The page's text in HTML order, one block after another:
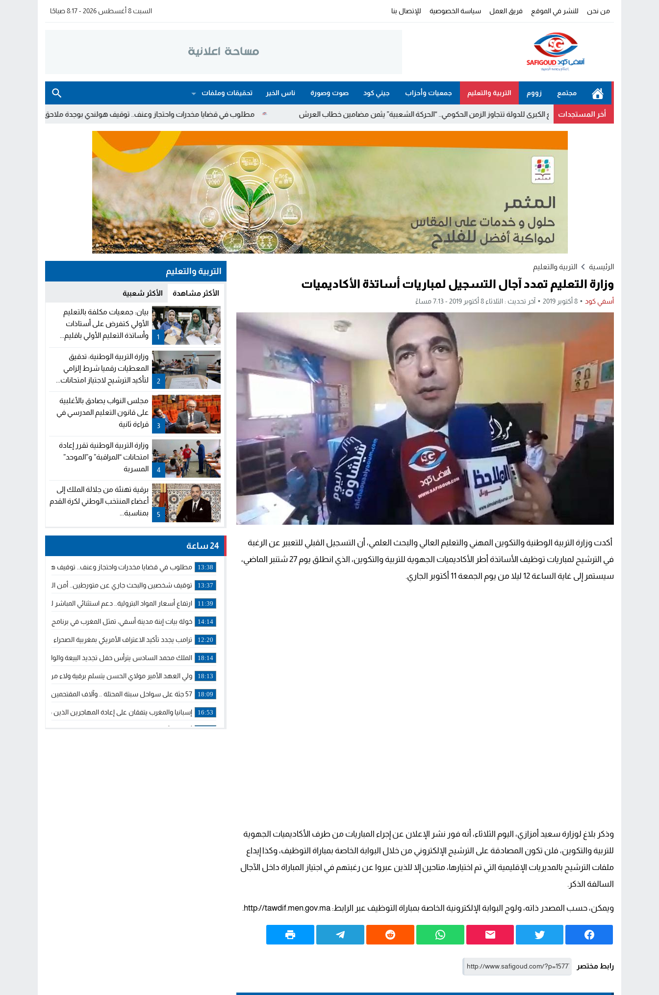
من نحن للنشر في الموقع فريق العمل سياسة الخصوصية للإتصال بنا السبت 8 أغسطس 2026 - 8:17 صباحًا
مجتمع زووم التربية والتعليم جمعيات وأحزاب جيني كود صوت وصورة ناس الخير تحقيقات وملفات
أخر المستجدات مطلوب في قضايا مخدرات واحتجاز وعنف.. توقيف هولندي بوجدة ملاحق بأمر دولي بإلقاء القبض على أن المشاريع الكبرى للدولة تتجاوز الزمن الحكومي.. “الحركة الشعبية” يثمن مضامين خطاب العرش
الرئيسية التربية والتعليم
وزارة التعليم تمدد آجال التسجيل لمباريات أساتذة الأكاديميات
أسفي كود 8 أكتوبر 2019 آخر تحديث : الثلاثاء 8 أكتوبر 2019 - 7:13 مساءً
أكدت وزارة التربية الوطنية والتكوين المهني والتعليم العالي والبحث العلمي، أن التسجيل القبلي للتعبير عن الرغبة
في الترشيح لمباريات توظيف الأساتذة أطر الأكاديميات الجهوية للتربية والتكوين، الذي انطلق يوم 27 شتنبر الماضي،
سيستمر إلى غاية الساعة 12 ليلا من يوم الجمعة 11 أكتوبر الجاري.
وذكر بلاغ لوزارة سعيد أمزازي، اليوم الثلاثاء، أنه فور نشر الإعلان عن إجراء المباريات من طرف الأكاديميات الجهوية
للتربية والتكوين، فلن تكون المصادقة على الترشيح الإلكتروني من خلال البوابة الخاصة بمباراة التوظيف، وكذا إيداع
ملفات الترشيح بالمديريات الإقليمية التي تم اختيارها، متاحين إلا للذين عبروا عن رغبتهم في اجتياز المباراة داخل الآجال
السالفة الذكر.
ويمكن، حسب المصدر ذاته، ولوج البوابة الإلكترونية الخاصة بمباراة التوظيف عبر الرابط: http://tawdif.men.gov.ma.
رابط مختصر
التربية والتعليم
الأكثر مشاهدة الأكثر شعبية
1
بيان: جمعيات مكلفة بالتعليم
الأولي كتفرض على أستاذات
وأساتذة التعليم الأولي باقليم...
2
وزارة التربية الوطنية: تدقيق
المعطيات رقميا شرط إلزامي
لتأكيد الترشيح لاجتياز امتحانات...
3
مجلس النواب يصادق بالأغلبية
على قانون التعليم المدرسي في
قراءة ثانية
4
وزارة التربية الوطنية تقرر إعادة
امتحانات “المراقبة” و”الموحد”
المسربة
5
برقية تهنئة من جلالة الملك إلى
أعضاء المنتخب الوطني لكرة القدم
بمناسبة...
24 ساعة
13:38 مطلوب في قضايا مخدرات واحتجاز وعنف.. توقيف هولندي بوجدة ملاحق
13:37 توقيف شخصين والبحث جاري عن متورطين.. أمن الجديدة يفك خيوط
11:39 ارتفاع أسعار المواد البترولية.. دعم استثنائي المباشر لمهنيي النقل
14:14 خولة بيات إبنة مدينة أسفي، تمثل المغرب في برنامج مدرب ركوب
12:20 ترامب يجدد تأكيد الاعتراف الأمريكي بمغربية الصحراء في برقية إلى الملك
18:14 الملك محمد السادس يترأس حفل تجديد البيعة والولاء في قصر
18:13 ولي العهد الأمير مولاي الحسن يتسلم برقية ولاء من القوات المسلحة
18:09 57 جثة على سواحل سبتة المحتلة .. وآلاف المقتحمين يعودون إلى المغرب
16:53 إسبانيا والمغرب يتفقان على إعادة المهاجرين الذين دخلوا سبتة المحتلة